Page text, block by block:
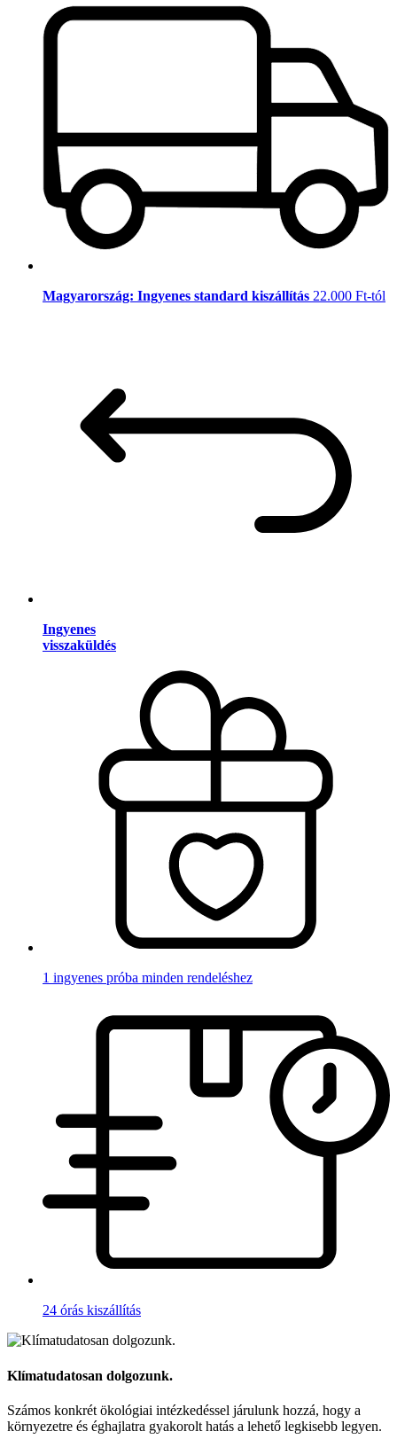
Magyarország: Ingyenes standard kiszállítás 22.000 Ft-tól
Ingyenes
visszaküldés
1 ingyenes próba minden rendeléshez
24 órás kiszállítás
Klímatudatosan dolgozunk.
Számos konkrét ökológiai intézkedéssel járulunk hozzá, hogy a
környezetre és éghajlatra gyakorolt hatás a lehető legkisebb legyen.